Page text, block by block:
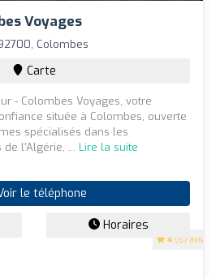
Voyages
4 (67 avis)
Colombes
Carte
- Colombes Voyages, votre
située à Colombes, ouverte
spécialisés dans les
l'Algérie, ... Lire la suite
le téléphone
Horaires